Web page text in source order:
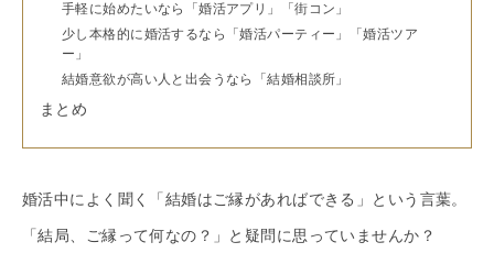
手軽に始めたいなら「婚活アプリ」「街コン」
少し本格的に婚活するなら「婚活パーティー」「婚活ツア
ー」
結婚意欲が高い人と出会うなら「結婚相談所」
まとめ
婚活中によく聞く「結婚はご縁があればできる」という言葉。
「結局、ご縁って何なの？」と疑問に思っていませんか？